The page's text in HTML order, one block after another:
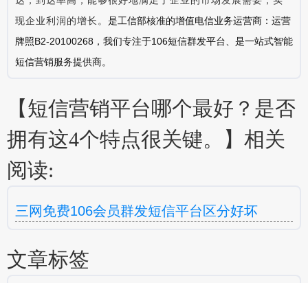
现企业利润的增长。 是工信部核准的增值电信业务运营商：运营
牌照B2-20100268，我们专注于106短信群发平台、是一站式智能
短信营销服务提供商。
【短信营销平台哪个最好？是否
拥有这4个特点很关键。】相关
阅读:
三网免费106会员群发短信平台区分好坏
文章标签